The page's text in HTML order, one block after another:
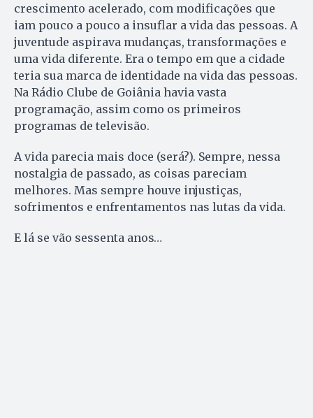
crescimento acelerado, com modificações que
iam pouco a pouco a insuflar a vida das pessoas. A
juventude aspirava mudanças, transformações e
uma vida diferente. Era o tempo em que a cidade
teria sua marca de identidade na vida das pessoas.
Na Rádio Clube de Goiânia havia vasta
programação, assim como os primeiros
programas de televisão.
A vida parecia mais doce (será?). Sempre, nessa
nostalgia de passado, as coisas pareciam
melhores. Mas sempre houve injustiças,
sofrimentos e enfrentamentos nas lutas da vida.
E lá se vão sessenta anos…